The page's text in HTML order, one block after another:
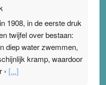
1908, in de eerste druk
twijfel over bestaan:
diep water zwemmen,
kramp, waardoor
› [...]